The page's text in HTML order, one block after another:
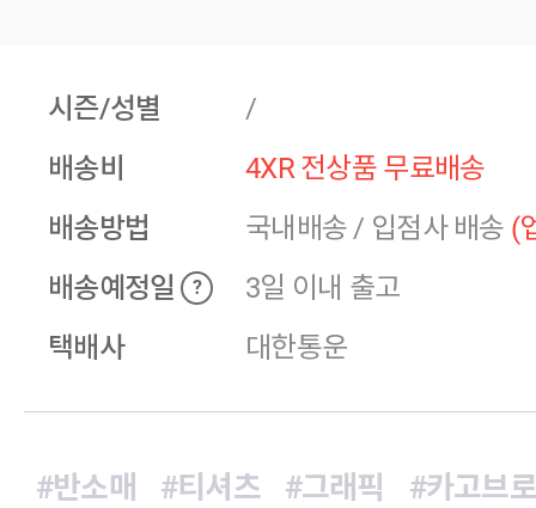
시즌/성별
/
배송비
4XR 전상품 무료배송
배송방법
국내배송 / 입점사 배송 (
배송예정일
?
3일 이내 출고
택배사
대한통운
#반소매 #티셔츠 #그래픽
#카고브